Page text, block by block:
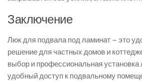
Заключение
Люк для подвала под ламинат – это
решение для частных домов и
выбор и профессиональная установка
удобный доступ к подвальному